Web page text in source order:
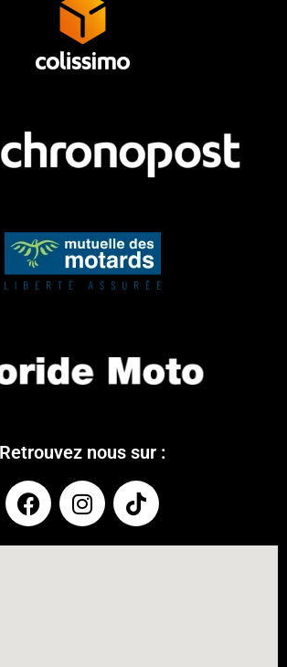
Retrouvez nous sur :